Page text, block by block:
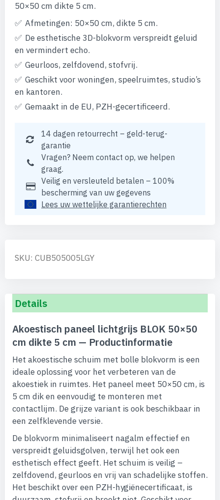
50×50 cm dikte 5 cm.
Afmetingen: 50×50 cm, dikte 5 cm.
De esthetische 3D-blokvorm verspreidt geluid
en vermindert echo.
Geurloos, zelfdovend, stofvrij.
Geschikt voor woningen, speelruimtes, studio’s
en kantoren.
Gemaakt in de EU, PZH-gecertificeerd.
14 dagen retourrecht – geld-terug-
garantie
Vragen? Neem contact op, we helpen
graag.
Veilig en versleuteld betalen – 100%
bescherming van uw gegevens
Lees uw wettelijke garantierechten
SKU: CUB505005LGY
Details
Akoestisch paneel lichtgrijs BLOK 50×50
cm dikte 5 cm — Productinformatie
Het akoestische schuim met bolle blokvorm is een
ideale oplossing voor het verbeteren van de
akoestiek in ruimtes. Het paneel meet 50×50 cm, is
5 cm dik en eenvoudig te monteren met
contactlijm. De grijze variant is ook beschikbaar in
een zelfklevende versie.
De blokvorm minimaliseert nagalm effectief en
verspreidt geluidsgolven, terwijl het ook een
esthetisch effect geeft. Het schuim is veilig –
zelfdovend, geurloos en vrij van schadelijke stoffen.
Het beschikt over een PZH-hygiënecertificaat, is